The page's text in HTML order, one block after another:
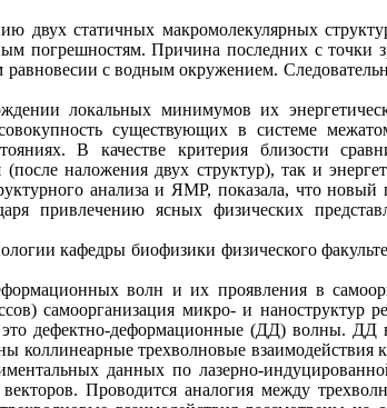
двух статичных макромолекулярных
погрешностям. Причина последних с точки
с водным окружением.
локальных минимумов их
существующих в системе
В качестве критерия близости
наложения двух структур), так и
анализа и ЯМР, показала, что новый
привлечению ясных физических
кафедры биофизики физического
волн и их проявления в
самоорганизация микро- и наноструктур
дефектно-деформационные (ДД) волны. ДД
трехволновые взаимодействия
данных по лазерно-
Проводится аналогия между